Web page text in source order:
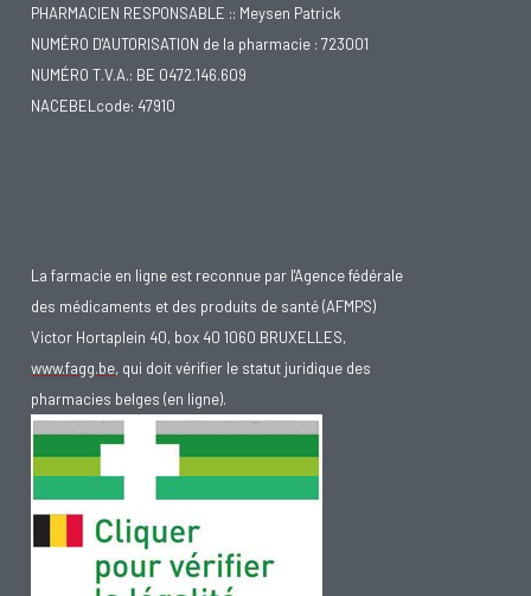
PHARMACIEN RESPONSABLE :: Meysen Patrick
NUMÉRO D'AUTORISATION de la pharmacie : 723001
NUMÉRO T.V.A.: BE 0472.146.609
NACEBELcode: 47910
La farmacie en ligne est reconnue par l'Agence fédérale
des médicaments et des produits de santé (AFMPS)
Victor Hortaplein 40, box 40 1060 BRUXELLES,
www.fagg.be, qui doit vérifier le statut juridique des
pharmacies belges (en ligne).